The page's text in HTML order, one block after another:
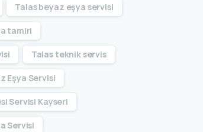
Talas beyaz eşya servisi
tamiri
Talas teknik servis
Eşya Servisi
Servisi Kayseri
Servisi